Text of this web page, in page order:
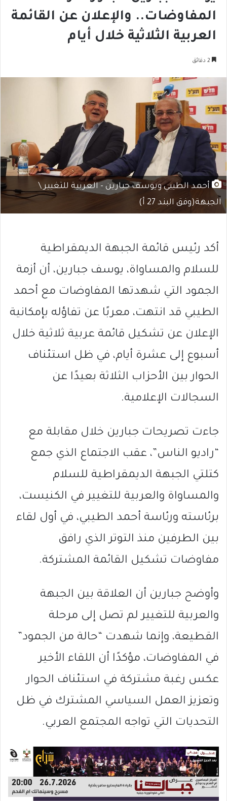
المفاوضات.. والإعلان عن القائمة
العربية الثلاثية خلال أيام
أحمد الطيبي ويوسف جبارين - العربية للتغيير \
الجبهة(وفق البند 27 أ)
أكد رئيس قائمة الجبهة الديمقراطية
للسلام والمساواة، يوسف جبارين، أن أزمة
الجمود التي شهدتها المفاوضات مع أحمد
الطيبي قد انتهت، معربًا عن تفاؤله بإمكانية
الإعلان عن تشكيل قائمة عربية ثلاثية خلال
أسبوع إلى عشرة أيام، في ظل استئناف
الحوار بين الأحزاب الثلاثة بعيدًا عن
السجالات الإعلامية.
جاءت تصريحات جبارين خلال مقابلة مع
“راديو الناس”، عقب الاجتماع الذي جمع
كتلتي الجبهة الديمقراطية للسلام
والمساواة والعربية للتغيير في الكنيست،
برئاسته ورئاسة أحمد الطيبي، في أول لقاء
بين الطرفين منذ التوتر الذي رافق
مفاوضات تشكيل القائمة المشتركة.
وأوضح جبارين أن العلاقة بين الجبهة
والعربية للتغيير لم تصل إلى مرحلة
القطيعة، وإنما شهدت “حالة من الجمود”
في المفاوضات، مؤكدًا أن اللقاء الأخير
عكس رغبة مشتركة في استئناف الحوار
وتعزيز العمل السياسي المشترك في ظل
التحديات التي تواجه المجتمع العربي.